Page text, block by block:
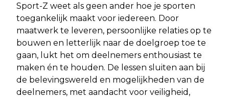
Sport-Z weet als geen ander hoe je sporten
toegankelijk maakt voor iedereen. Door
maatwerk te leveren, persoonlijke relaties op te
bouwen en letterlijk naar de doelgroep toe te
gaan, lukt het om deelnemers enthousiast te
maken én te houden. De lessen sluiten aan bij
de belevingswereld en mogelijkheden van de
deelnemers, met aandacht voor veiligheid,